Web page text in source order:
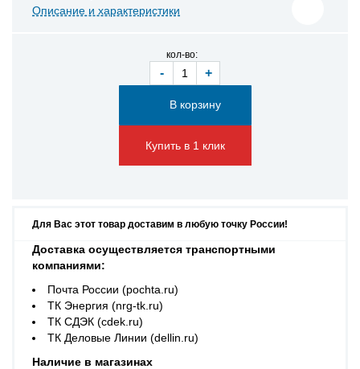
Описание и характеристики
кол-во:
- +
Купить в 1 клик
Для Вас этот товар доставим в любую точку России!
Доставка осуществляется транспортными
компаниями:
Почта России (pochta.ru)
ТК Энергия (nrg-tk.ru)
ТК СДЭК (cdek.ru)
ТК Деловые Линии (dellin.ru)
Наличие в магазинах